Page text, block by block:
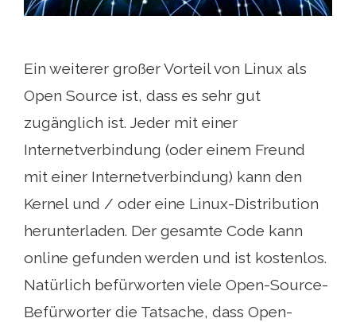
Ein weiterer großer Vorteil von Linux als
Open Source ist, dass es sehr gut
zugänglich ist. Jeder mit einer
Internetverbindung (oder einem Freund
mit einer Internetverbindung) kann den
Kernel und / oder eine Linux-Distribution
herunterladen. Der gesamte Code kann
online gefunden werden und ist kostenlos.
Natürlich befürworten viele Open-Source-
Befürworter die Tatsache, dass Open-